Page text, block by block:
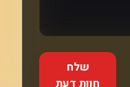
שלח
חוות דעת